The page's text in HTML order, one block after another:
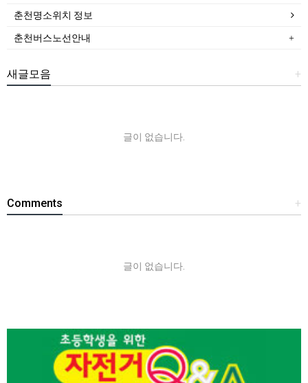
춘천명소위치 정보
춘천버스노선안내
+
새글모음
글이 없습니다.
+
Comments
글이 없습니다.